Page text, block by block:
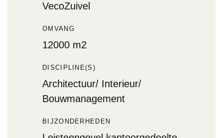
VecoZuivel
OMVANG
12000 m2
DISCIPLINE(S)
Architectuur/ Interieur/
Bouwmanagement
BIJZONDERHEDEN